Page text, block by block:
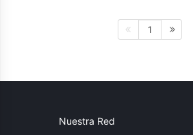
1
Nuestra Red